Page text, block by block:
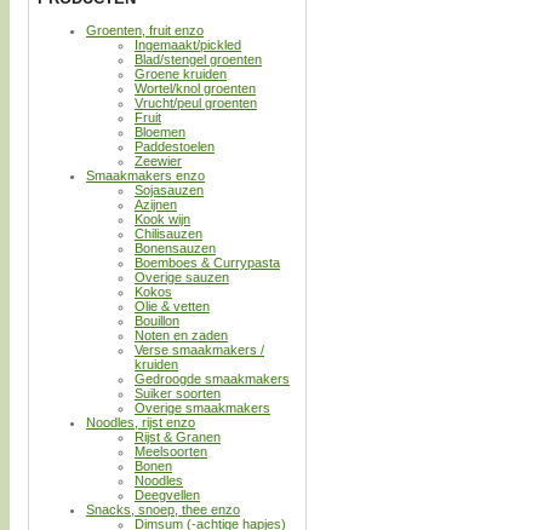
Groenten, fruit enzo
Ingemaakt/pickled
Blad/stengel groenten
Groene kruiden
Wortel/knol groenten
Vrucht/peul groenten
Fruit
Bloemen
Paddestoelen
Zeewier
Smaakmakers enzo
Sojasauzen
Azijnen
Kook wijn
Chilisauzen
Bonensauzen
Boemboes & Currypasta
Overige sauzen
Kokos
Olie & vetten
Bouillon
Noten en zaden
Verse smaakmakers /
kruiden
Gedroogde smaakmakers
Suiker soorten
Overige smaakmakers
Noodles, rijst enzo
Rijst & Granen
Meelsoorten
Bonen
Noodles
Deegvellen
Snacks, snoep, thee enzo
Dimsum (-achtige hapjes)